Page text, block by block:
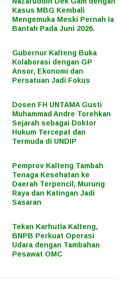
Kasus MBG Kembali
Mengemuka Meski Pernah Ia
Bantah Pada Juni 2026.
Gubernur Kalteng Buka
Kolaborasi dengan GP
Ansor, Ekonomi dan
Persatuan Jadi Fokus
Dosen FH UNTAMA Gusti
Muhammad Andre Torehkan
Sejarah sebagai Doktor
Hukum Tercepat dan
Termuda di UNDIP
Pemprov Kalteng Tambah
Tenaga Kesehatan ke
Daerah Terpencil, Murung
Raya dan Katingan Jadi
Sasaran
Tekan Karhutla Kalteng,
BNPB Perkuat Operasi
Udara dengan Tambahan
Pesawat OMC